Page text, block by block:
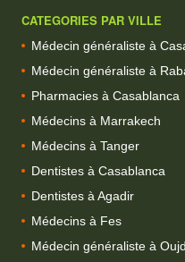
CATEGORIES PAR VILLE
Médecin généraliste à
Médecin généraliste à
Pharmacies à Casablanca
Médecins à Marrakech
Médecins à Tanger
Dentistes à Casablanca
Dentistes à Agadir
Médecins à Fes
Médecin généraliste à